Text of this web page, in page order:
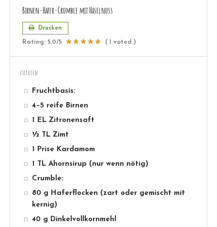
Birnen-Hafer-Crumble mit Haselnuss
Drucken
Rating: 5.0/5 ( 1 voted )
ZUTATEN
Fruchtbasis:
4–5 reife Birnen
1 EL Zitronensaft
½ TL Zimt
1 Prise Kardamom
1 TL Ahornsirup (nur wenn nötig)
Crumble:
80 g Haferflocken (zart oder gemischt mit
kernig)
40 g Dinkelvollkornmehl